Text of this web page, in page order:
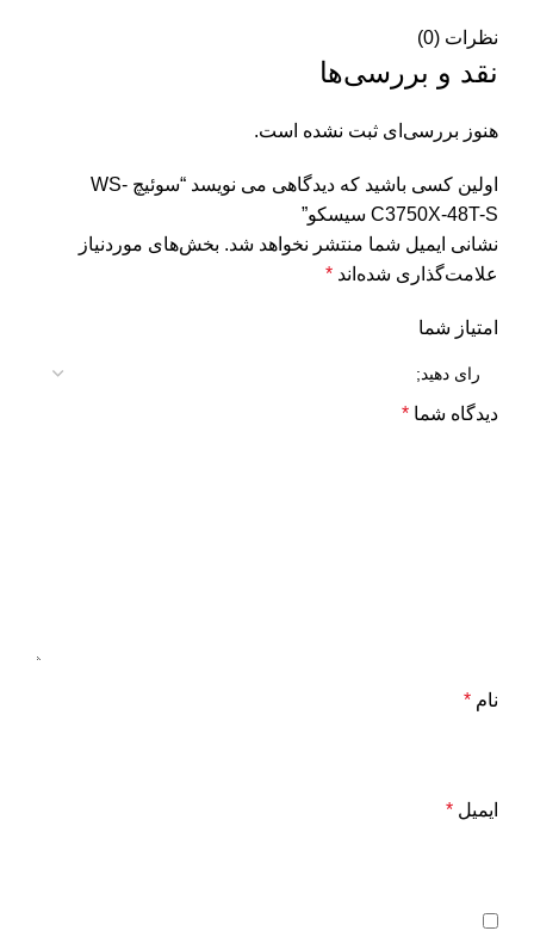
نظرات (0)
نقد و بررسی‌ها
هنوز بررسی‌ای ثبت نشده است.
اولین کسی باشید که دیدگاهی می نویسد “سوئيچ WS-
C3750X-48T-S سیسکو”
نشانی ایمیل شما منتشر نخواهد شد. بخش‌های موردنیاز
علامت‌گذاری شده‌اند *
امتیاز شما
دیدگاه شما *
نام *
ایمیل *